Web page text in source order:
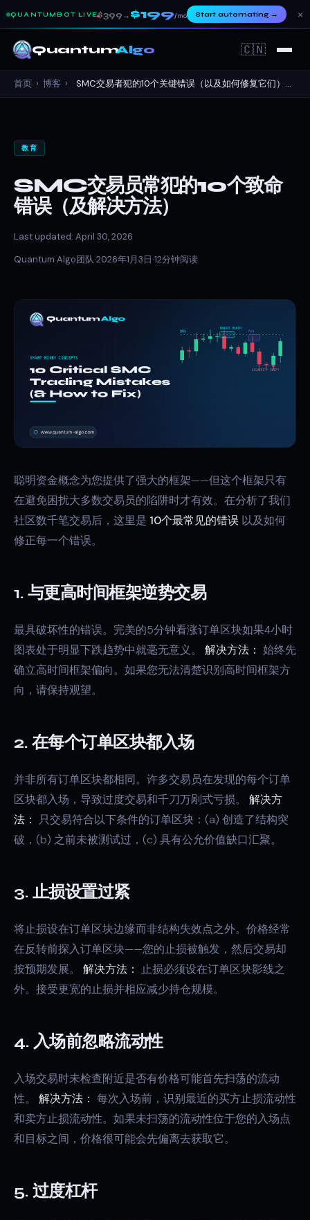
QUANTUMBOT LIVE$399 → $199/mo Start automating→ ×
QuantumAlgo 🇨🇳
首页 › 博客 › SMC交易者犯的10个关键错误（以及如何修复它们）...
教育
SMC交易员常犯的10个致命
错误（及解决方法）
Last updated: April 30, 2026
Quantum Algo团队·2026年1月3日·12分钟阅读
聪明资金概念为您提供了强大的框架——但这个框架只有
在避免困扰大多数交易员的陷阱时才有效。在分析了我们
社区数千笔交易后，这里是 10个最常见的错误 以及如何
修正每一个错误。
1. 与更高时间框架逆势交易
最具破坏性的错误。完美的5分钟看涨订单区块如果4小时
图表处于明显下跌趋势中就毫无意义。 解决方法： 始终先
确立高时间框架偏向。如果您无法清楚识别高时间框架方
向，请保持观望。
2. 在每个订单区块都入场
并非所有订单区块都相同。许多交易员在发现的每个订单
区块都入场，导致过度交易和千刀万剐式亏损。 解决方
法：
只交易符合以下条件的订单区块：(a) 创造了结构突
破，(b) 之前未被测试过，(c) 具有公允价值缺口汇聚。
3. 止损设置过紧
将止损设在订单区块边缘而非结构失效点之外。价格经常
在反转前探入订单区块——您的止损被触发，然后交易却
按预期发展。 解决方法： 止损必须设在订单区块影线之
外。接受更宽的止损并相应减少持仓规模。
4. 入场前忽略流动性
入场交易时未检查附近是否有价格可能首先扫荡的流动
性。 解决方法： 每次入场前，识别最近的买方止损流动性
和卖方止损流动性。如果未扫荡的流动性位于您的入场点
和目标之间，价格很可能会先偏离去获取它。
5. 过度杠杆